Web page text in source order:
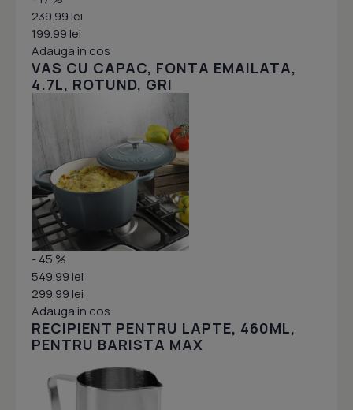
239.99 lei
199.99 lei
Adauga in cos
VAS CU CAPAC, FONTA EMAILATA,
4.7L, ROTUND, GRI
- 45 %
549.99 lei
299.99 lei
Adauga in cos
RECIPIENT PENTRU LAPTE, 460ML,
PENTRU BARISTA MAX